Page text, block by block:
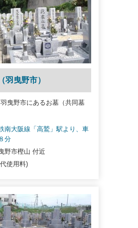
羽曳野市）
曳野市にあるお墓（共同墓
南大阪線「高鷲」駅より、車
分
野市樫山 付近
使用料)